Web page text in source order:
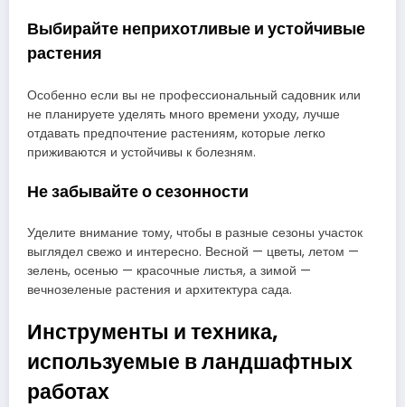
Выбирайте неприхотливые и устойчивые
растения
Особенно если вы не профессиональный садовник или
не планируете уделять много времени уходу, лучше
отдавать предпочтение растениям, которые легко
приживаются и устойчивы к болезням.
Не забывайте о сезонности
Уделите внимание тому, чтобы в разные сезоны участок
выглядел свежо и интересно. Весной — цветы, летом —
зелень, осенью — красочные листья, а зимой —
вечнозеленые растения и архитектура сада.
Инструменты и техника,
используемые в ландшафтных
работах